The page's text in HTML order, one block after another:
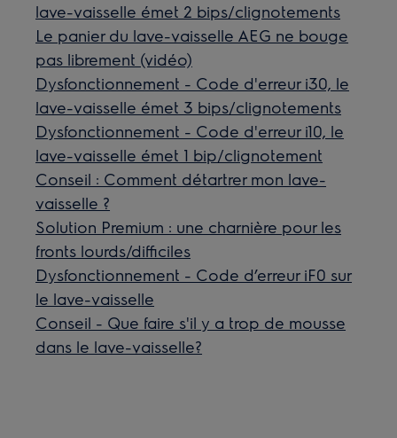
lave-vaisselle émet 2 bips/clignotements
Le panier du lave-vaisselle AEG ne bouge
pas librement (vidéo)
Dysfonctionnement - Code d'erreur i30, le
lave-vaisselle émet 3 bips/clignotements
Dysfonctionnement - Code d'erreur i10, le
lave-vaisselle émet 1 bip/clignotement
Conseil : Comment détartrer mon lave-
vaisselle ?
Solution Premium : une charnière pour les
fronts lourds/difficiles
Dysfonctionnement - Code d’erreur iF0 sur
le lave-vaisselle
Conseil - Que faire s'il y a trop de mousse
dans le lave-vaisselle?